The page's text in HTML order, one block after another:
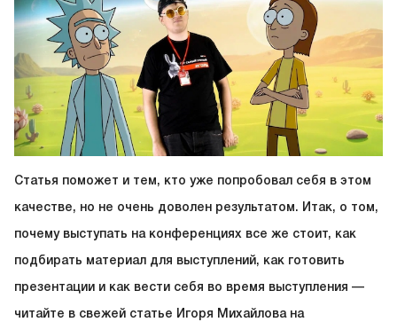
Статья поможет и тем, кто уже попробовал себя в этом
качестве, но не очень доволен результатом. Итак, о том,
почему выступать на конференциях все же стоит, как
подбирать материал для выступлений, как готовить
презентации и как вести себя во время выступления —
читайте в свежей статье Игоря Михайлова на